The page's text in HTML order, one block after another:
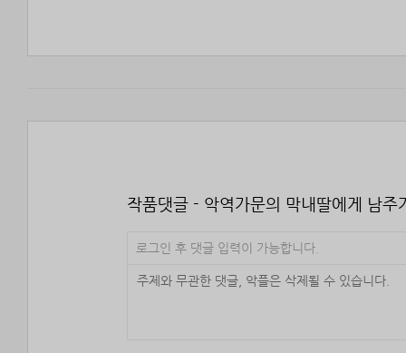
작품댓글 - 악역가문의 막내딸에게 남주
로그인 후 댓글 입력이 가능합니다.